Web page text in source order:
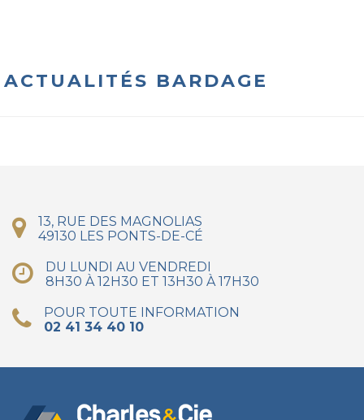
ACTUALITÉS BARDAGE
13, RUE DES MAGNOLIAS
49130 LES PONTS-DE-CÉ
DU LUNDI AU VENDREDI
8H30 À 12H30 ET 13H30 À 17H30
POUR TOUTE INFORMATION
02 41 34 40 10